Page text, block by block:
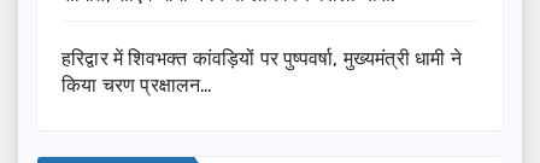
हरिद्वार में शिवभक्त कांवड़ियों पर पुष्पवर्षा, मुख्यमंत्री धामी ने
किया चरण प्रक्षालन…